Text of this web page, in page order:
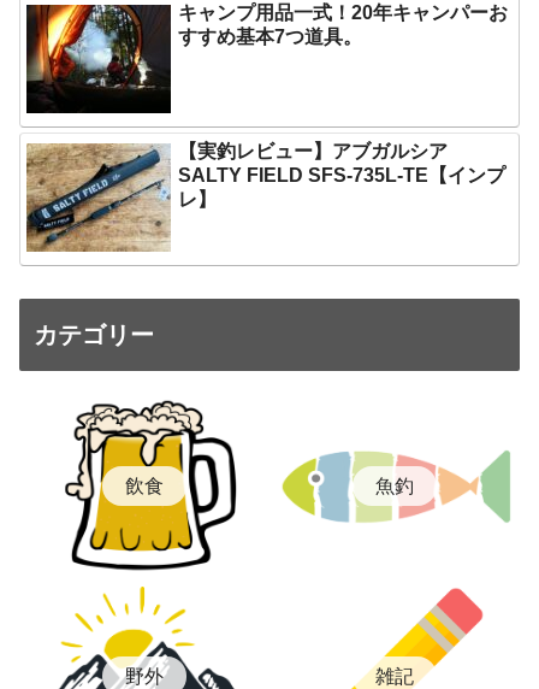
キャンプ用品一式！20年キャンパーお
すすめ基本7つ道具。
【実釣レビュー】アブガルシア
SALTY FIELD SFS-735L-TE【インプ
レ】
カテゴリー
飲食 魚釣
野外 雑記